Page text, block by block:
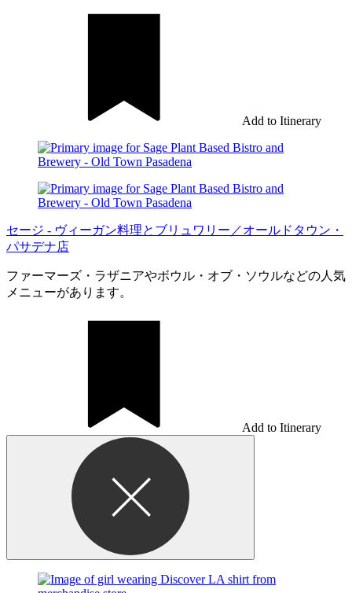
Add to Itinerary
セージ - ヴィーガン料理とブリュワリー／オールドタウン・
パサデナ店
ファーマーズ・ラザニアやボウル・オブ・ソウルなどの人気
メニューがあります。
Add to Itinerary